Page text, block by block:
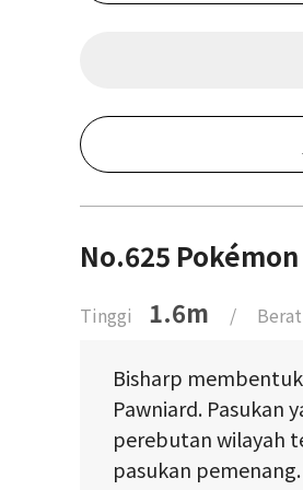
No.625
Tinggi 1.6m / Berat
Bisharp
Pawniard. Pasukan
perebutan wilayah
pasukan pemenang.